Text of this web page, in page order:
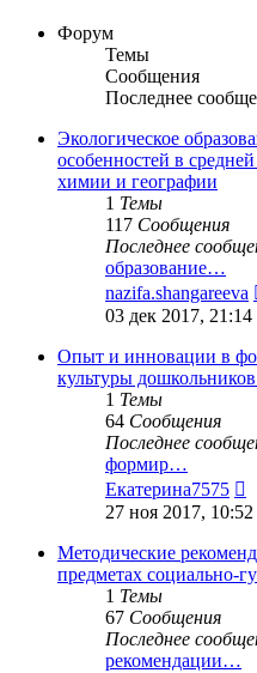
Форум
Темы
Сообщения
Последнее
Экологическое
особенностей в
химии и географии
1 Темы
117 Сообщения
Последнее
образование…
nazifa.shangareeva
03 дек 2017, 21:14
Опыт и инновации в
культуры
1 Темы
64 Сообщения
Последнее
формир…
Екатерина7575
к
27 ноя 2017, 10:52
Методические
предметах социально-
1 Темы
67 Сообщения
Последнее
рекомендации…